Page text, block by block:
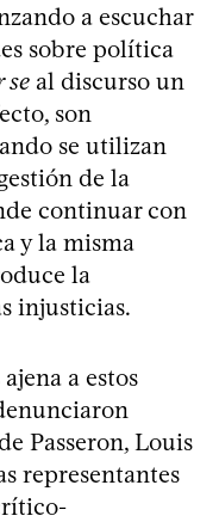
a escuchar
sobre política
se al discurso un
son
se utilizan
de la
continuar con
y la misma
la
injusticias.
a estos
Passeron, Louis
representantes